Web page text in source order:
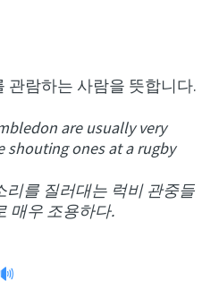
관람하는 사람을 뜻합니다.
are usually very
shouting ones at a rugby
리를 질러대는 럭비 관중들
매우 조용하다.